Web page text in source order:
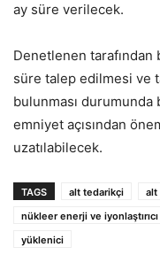
ay süre verilecek.
Denetlenen
süre talep edilmesi ve
bulunması
emniyet açısından
uzatılabilecek.
TAGS alt tedarikçi alt
nükleer enerji ve
yüklenici